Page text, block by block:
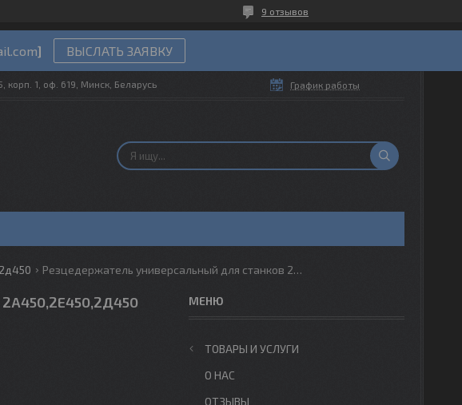
9 отзывов
] ВЫСЛАТЬ ЗАЯВКУ
корп. 1, оф. 619, Минск, Беларусь График работы
Резцедержатель универсальный для станков 2а450,2е450,2д450
ТОВАРЫ И УСЛУГИ
О НАС
ОТЗЫВЫ